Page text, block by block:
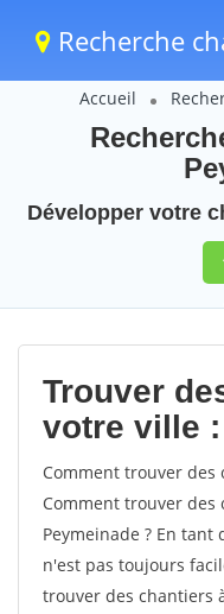
Recherche
Accueil
Développer votre
Trouver
votre ville
Comment trouver des
Comment trouver
Peymeinade ? En
n'est pas toujours
trouver des chantiers